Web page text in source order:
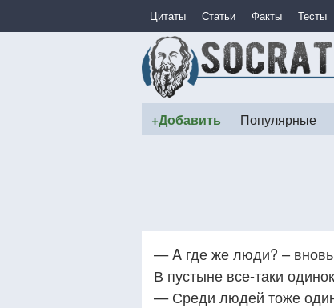
Цитаты Статьи Факты Тесты
+Добавить Популярные
— A где же люди? –
В пустыне все-таки
— Среди людей тоже